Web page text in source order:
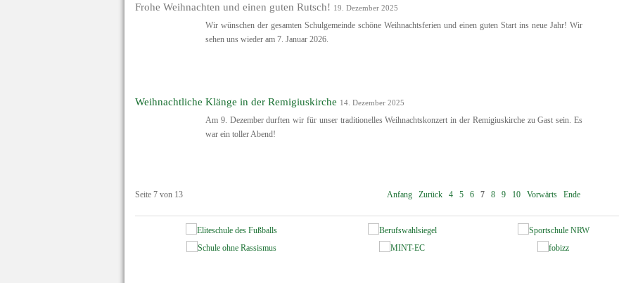
Frohe Weihnachten und einen guten Rutsch! 19. Dezember 2025
Wir wünschen der gesamten Schulgemeinde schöne Weihnachtsferien und einen guten Start ins neue Jahr! Wir
sehen uns wieder am 7. Januar 2026.
Weihnachtliche Klänge in der Remigiuskirche 14. Dezember 2025
Am 9. Dezember durften wir für unser traditionelles Weihnachtskonzert in der Remigiuskirche zu Gast sein. Es
war ein toller Abend!
Seite 7 von 13 Anfang Zurück 4 5 6 7 8 9 10 Vorwärts Ende